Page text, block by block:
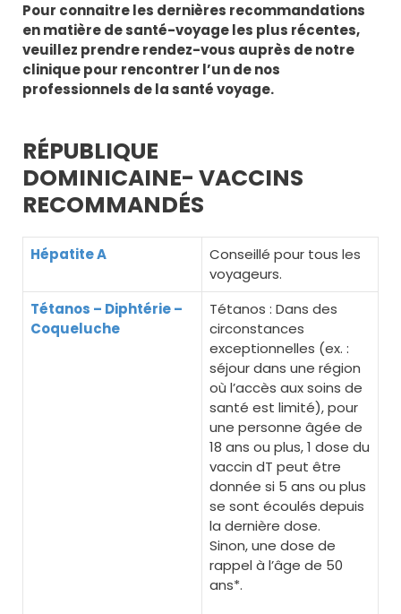
Pour connaitre les dernières recommandations
en matière de santé-voyage les plus récentes,
veuillez prendre rendez-vous auprès de notre
clinique pour rencontrer l’un de nos
professionnels de la santé voyage.
RÉPUBLIQUE
DOMINICAINE- VACCINS
RECOMMANDÉS
Hépatite A
Conseillé pour tous les
voyageurs.
Tétanos – Diphtérie –
Coqueluche
Tétanos : Dans des
circonstances
exceptionnelles (ex. :
séjour dans une région
où l’accès aux soins de
santé est limité), pour
une personne âgée de
18 ans ou plus, 1 dose du
vaccin dT peut être
donnée si 5 ans ou plus
se sont écoulés depuis
la dernière dose.
Sinon, une dose de
rappel à l’âge de 50
ans*.